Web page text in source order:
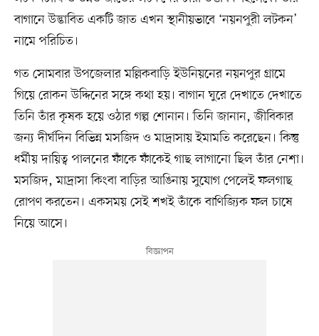
বাগানে উদ্ভাবিত একটি জাত এখন স্থানীয়ভাবে ‘নয়নপুরী লটকন’
নামে পরিচিত।
গত সোমবার উপজেলার মল্লিকবাড়ি ইউনিয়নের নয়নপুর গ্রামে
গিয়ে রোকন উদ্দিনের সঙ্গে কথা হয়। বাগান ঘুরে দেখাতে দেখাতে
তিনি তাঁর কৃষক হয়ে ওঠার গল্প শোনান। তিনি জানান, জীবিকার
জন্য দীর্ঘদিন বিভিন্ন মসজিদ ও মাদ্রাসায় ইমামতি করেছেন। কিন্তু
ধর্মীয় দায়িত্ব পালনের ফাঁকে ফাঁকেই গাছ লাগানো ছিল তাঁর নেশা।
মসজিদ, মাদ্রাসা কিংবা বাড়ির আঙিনায় সুযোগ পেলেই ফলগাছ
রোপণ করতেন। একসময় সেই শখই তাঁকে বাণিজ্যিক ফল চাষে
নিয়ে আসে।